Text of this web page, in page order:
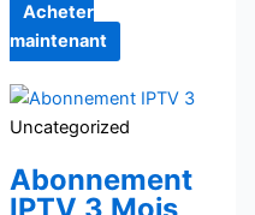
Acheter
maintenant
Uncategorized
Abonnement